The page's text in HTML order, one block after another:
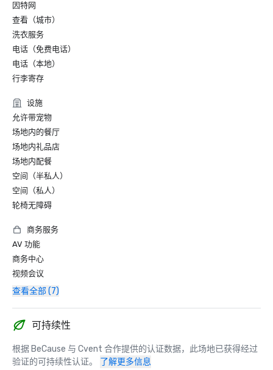
因特网
查看（城市）
洗衣服务
电话（免费电话）
电话（本地）
行李寄存
设施
允许带宠物
场地内的餐厅
场地内礼品店
场地内配餐
空间（半私人）
空间（私人）
轮椅无障碍
商务服务
AV 功能
商务中心
视频会议
查看全部 (7)
可持续性
根据 BeCause 与 Cvent 合作提供的认证数据，此场地已获得经过
验证的可持续性认证。
了解更多信息